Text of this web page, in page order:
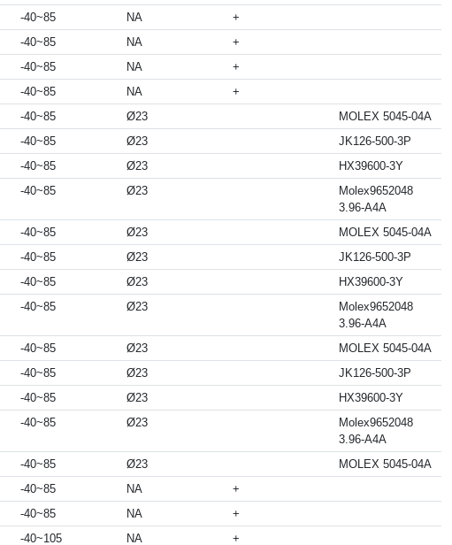
-40~85 NA
+
-40~85 NA
+
-40~85 NA
+
-40~85 NA
+
-40~85 Ø23
MOLEX 5045-04A
-40~85 Ø23
JK126-500-3P
-40~85 Ø23
HX39600-3Y
-40~85 Ø23
Molex9652048
3.96-A4A
-40~85 Ø23
MOLEX 5045-04A
-40~85 Ø23
JK126-500-3P
-40~85 Ø23
HX39600-3Y
-40~85 Ø23
Molex9652048
3.96-A4A
-40~85 Ø23
MOLEX 5045-04A
-40~85 Ø23
JK126-500-3P
-40~85 Ø23
HX39600-3Y
-40~85 Ø23
Molex9652048
3.96-A4A
-40~85 Ø23
MOLEX 5045-04A
-40~85 NA
+
-40~85 NA
+
-40~105 NA
+